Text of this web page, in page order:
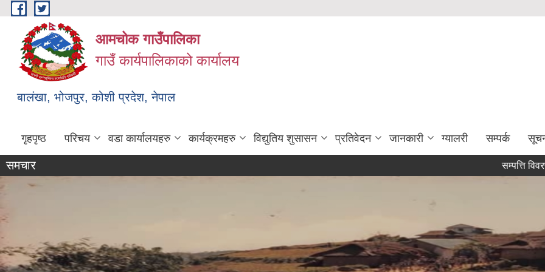
Skip to main content
आमचोक गाउँपालिका
गाउँ कार्यपालिकाको कार्यालय
बालंखा, भोजपुर, कोशी प्रदेश, नेपाल
गृहपृष्ठ परिचय वडा कार्यालयहरु कार्यक्रमहरु विद्युतिय शुसासन प्रतिवेदन जानकारी ग्यालरी सम्पर्क
समचार सम्पत्ति विवरण पेश